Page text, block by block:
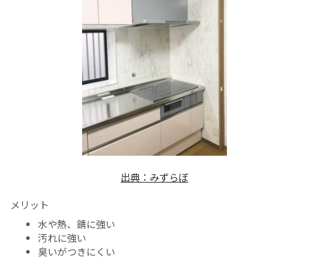
出典：みずらぼ
メリット
水や熱、錆に強い
汚れに強い
臭いがつきにくい